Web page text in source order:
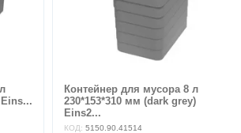
Контейнер для мусора 8 л
230*153*310 мм (dark grey)
Eins2...
КОД: 5150.90.41514